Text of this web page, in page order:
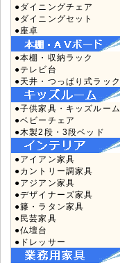
●ダイニングチェア
●ダイニングセット
●座卓
●本棚・収納ラック
●テレビ台
●天井・つっぱり式ラック
●子供家具・キッズルーム
●ベビーチェア
●木製2段・3段ベッド
●アイアン家具
●カントリー調家具
●アジアン家具
●デザイナーズ家具
●籐・ラタン家具
●民芸家具
●仏壇台
●ドレッサー